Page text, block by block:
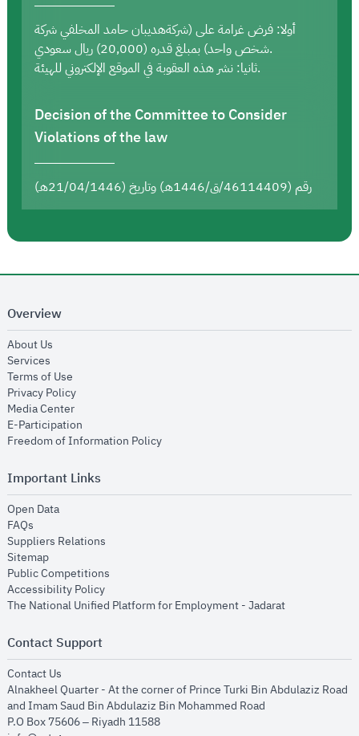
أولا: فرض غرامة على (شركةهديبان حامد المخلفي شركة
شخص واحد) بمبلغ قدره (20,000) ريال سعودي.
ثانيا: نشر هذه العقوبة في الموقع الإلكتروني للهيئة.
Decision of the Committee to Consider
Violations of the law
رقم (46114409/ق/1446هـ) وتاريخ (21/04/1446هـ)
Overview
About Us
Services
Terms of Use
Privacy Policyopens in new window
Media Centeropens in new window
E-Participation
Freedom of Information Policyopens in new window
Important Links
Open Dataopens in new window
FAQs
Suppliers Relations
Sitemapopens in new window
Public Competitions
Accessibility Policyopens in new window
The National Unified Platform for Employment - Jadaratopens in new
Contact Support
Contact Us
Alnakheel Quarter - At the corner of Prince Turki Bin Abdulaziz Road
and Imam Saud Bin Abdulaziz Bin Mohammed Road​
P.O Box 75606 – Riyadh 11588